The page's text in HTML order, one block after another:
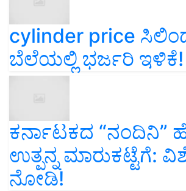
cylinder price
ಬೆಲೆಯಲ್ಲಿ ಭರ್ಜರಿ ಇಳಿಕೆ!
ಕರ್ನಾಟಕದ “ನಂದಿನಿ”
ಉತ್ಪನ್ನ ಮಾರುಕಟ್ಟೆಗೆ:
ನೋಡಿ!